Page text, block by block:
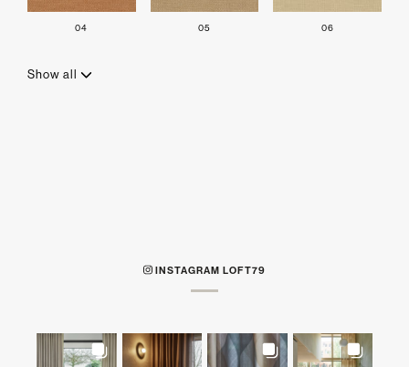
04 05 06
Show all
INSTAGRAM LOFT79